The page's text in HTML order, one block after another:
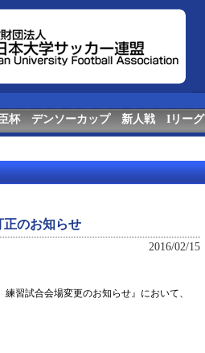
杯 デンソーカップ 新人戦 Iリーグ
正のお知らせ
2016/02/15
習試合会場変更のお知らせ』において、